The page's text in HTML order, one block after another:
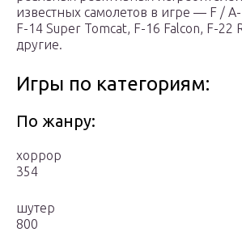
известных самолетов в игре — F /
F-14 Super Tomcat, F-16 Falcon, F-22
другие.
Игры по категориям:
По жанру:
хоррор
354
шутер
800